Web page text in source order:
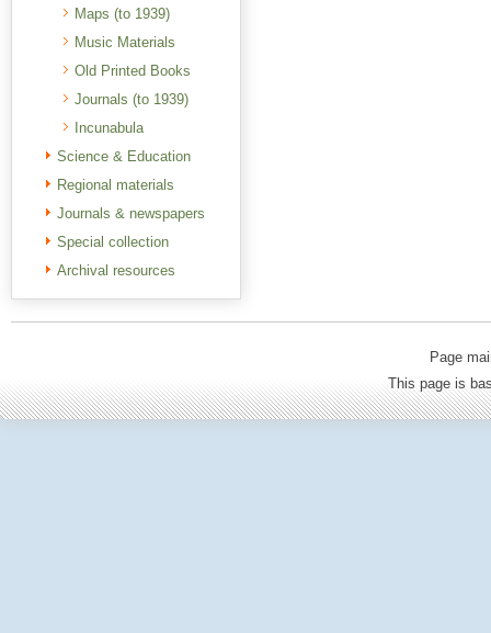
Maps (to 1939)
Music Materials
Old Printed Books
Journals (to 1939)
Incunabula
Science & Education
Regional materials
Journals & newspapers
Special collection
Archival resources
Page
This page is